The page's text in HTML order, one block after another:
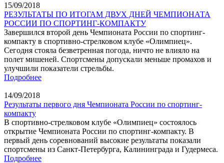
15/09/2018
РЕЗУЛЬТАТЫ ПО ИТОГАМ ДВУХ ДНЕЙ ЧЕМПИОНАТА
РОССИИ ПО СПОРТИНГ-КОМПАКТУ
Завершился второй день Чемпионата России по спортинг-
компакту в спортивно-стрелковом клубе «Олимпиец».
Сегодня стояла безветренная погода, ничто не влияло на
полет мишеней. Спортсмены допускали меньше промахов и
улучшили показатели стрельбы.
Подробнее
14/09/2018
Результаты первого дня Чемпионата России по спортинг-
компакту
В спортивно-стрелковом клубе «Олимпиец» состоялось
открытие Чемпионата России по спортинг-компакту. В
первый день соревнований высокие результаты показали
спортсмены из Санкт-Петербурга, Калининграда и Гудермеса.
Подробнее